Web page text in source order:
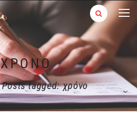
ΧΡΌΝΟ
Posts tagged: χρόνο